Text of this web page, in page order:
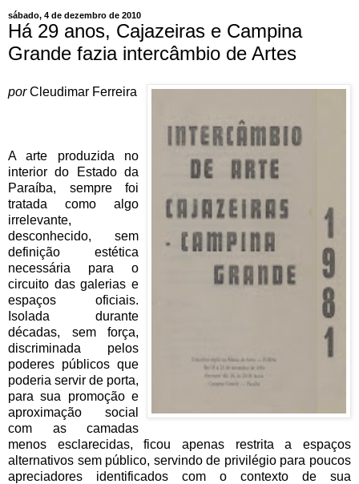
sábado, 4 de dezembro de 2010
Há 29 anos, Cajazeiras e Campina
Grande fazia intercâmbio de Artes
porCleudimar Ferreira
A arte produzida no
interior do Estado da
Paraíba, sempre foi
tratada como algo
irrelevante,
desconhecido, sem
definição estética
necessária para o
circuito das galerias e
espaços oficiais.
Isolada durante
décadas, sem força,
discriminada pelos
poderes públicos que
poderia servir de porta,
para sua promoção e
aproximação social
com as camadas
menos esclarecidas, ficou apenas restrita a espaços
alternativos sem público, servindo de privilégio para poucos
apreciadores identificados com o contexto de sua